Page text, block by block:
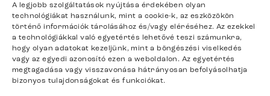
A legjobb szolgáltatások nyújtása érdekében olyan
technológiákat használunk, mint a cookie-k, az eszközökön
történő információk tárolásához és/vagy eléréséhez. Az ezekkel
a technológiákkal való egyetértés lehetővé teszi számunkra,
hogy olyan adatokat kezeljünk, mint a böngészési viselkedés
vagy az egyedi azonosító ezen a weboldalon. Az egyetértés
megtagadása vagy visszavonása hátrányosan befolyásolhatja
bizonyos tulajdonságokat és funkciókat.
elhagyták vagy nagyon diszkréten oldalt helyezték el
A zsákrugós mag esetén az egyes rugómagokat
zsebekbe varrják. Ezek nem kapcsolódnak össze,
ellentétben más rugózási rendszerekkel, ezért csak
azok a rugók mozdulnak el, amelyeket ténylegesen
terhelnek. Ez a szerkezet pontelasztikus támogatást